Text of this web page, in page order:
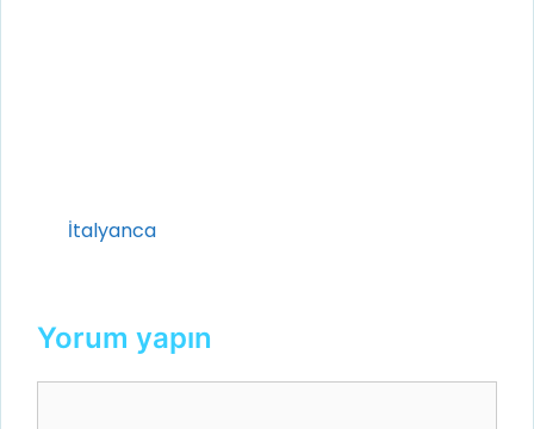
Kategoriler
İtalyanca
Yorum yapın